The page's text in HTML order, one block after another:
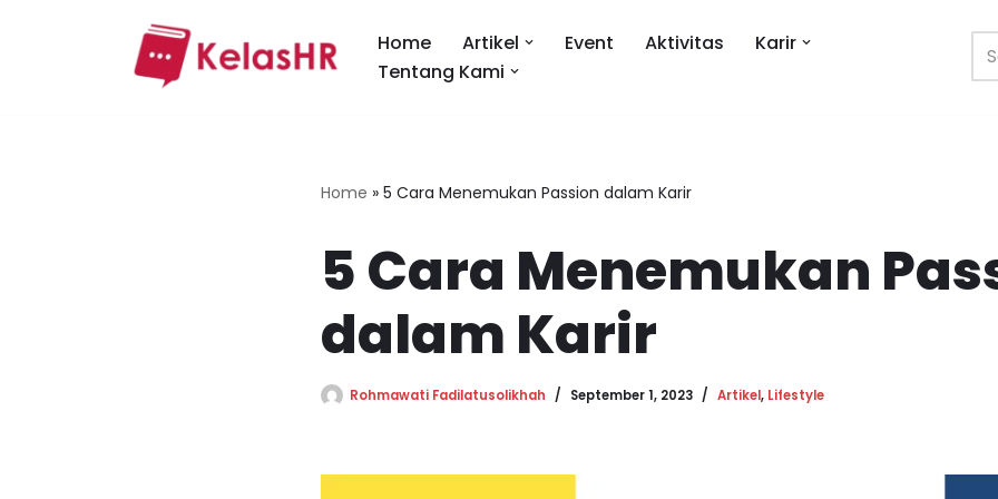
Home Artikel Event Aktivitas
Karir
Tentang Kami
Home » 5 Cara Menemukan Passion dalam Karir
5 Cara Menemukan
dalam Karir
Rohmawati Fadilatusolikhah September 1, 2023 Artikel, Lifestyle